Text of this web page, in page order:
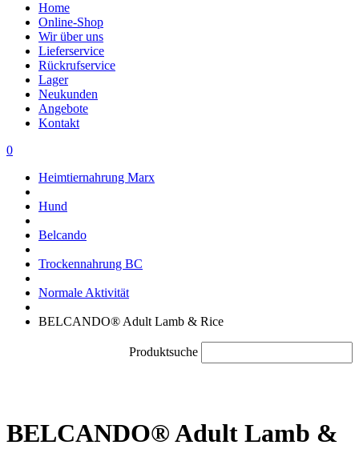
Home
Online-Shop
Wir über uns
Lieferservice
Rückrufservice
Lager
Neukunden
Angebote
Kontakt
0
Heimtiernahrung Marx
Hund
Belcando
Trockennahrung BC
Normale Aktivität
BELCANDO® Adult Lamb & Rice
Produktsuche
BELCANDO® Adult Lamb &